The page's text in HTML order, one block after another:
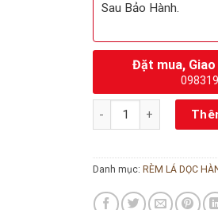
Sau Bảo Hành.
Đặt mua,
Màn Cửa Lá Dọc Văn
Danh mục: RÈM LÁ DỌC